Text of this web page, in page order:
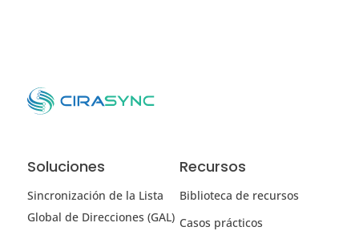
Soluciones
Sincronización de la Lista
Global de Direcciones (GAL)
Recursos
Biblioteca de recursos
Casos prácticos